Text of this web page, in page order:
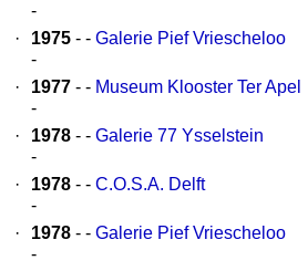
-
·
1975 - - Galerie Pief Vriescheloo
-
·
1977 - - Museum Klooster Ter Apel
-
·
1978 - - Galerie 77 Ysselstein
-
·
1978 - - C.O.S.A. Delft
-
·
1978 - - Galerie Pief Vriescheloo
-